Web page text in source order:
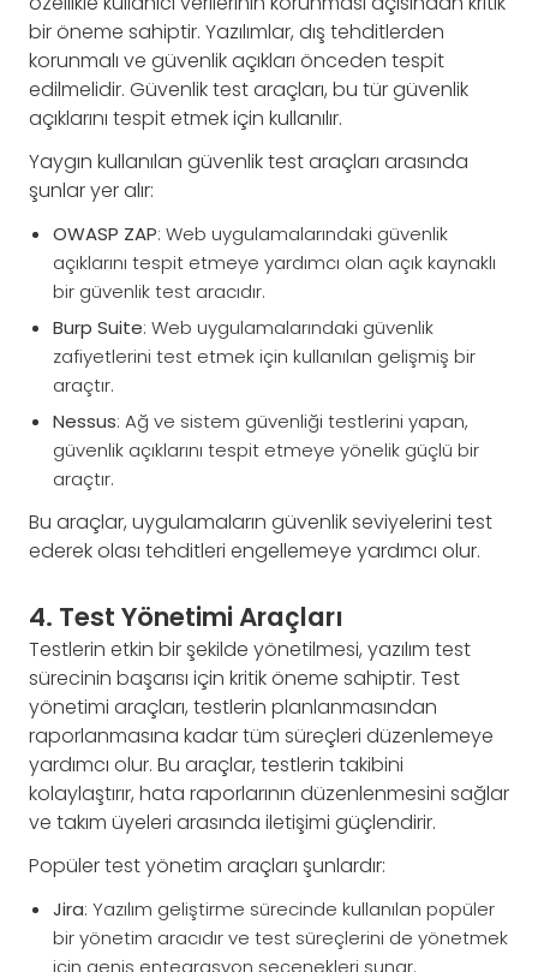
bir öneme sahiptir. Yazılımlar, dış tehditlerden
korunmalı ve güvenlik açıkları önceden tespit
edilmelidir. Güvenlik test araçları, bu tür güvenlik
açıklarını tespit etmek için kullanılır.
Yaygın kullanılan güvenlik test araçları arasında
şunlar yer alır:
OWASP ZAP: Web uygulamalarındaki güvenlik
açıklarını tespit etmeye yardımcı olan açık kaynaklı
bir güvenlik test aracıdır.
Burp Suite: Web uygulamalarındaki güvenlik
zafiyetlerini test etmek için kullanılan gelişmiş bir
araçtır.
Nessus: Ağ ve sistem güvenliği testlerini yapan,
güvenlik açıklarını tespit etmeye yönelik güçlü bir
araçtır.
Bu araçlar, uygulamaların güvenlik seviyelerini test
ederek olası tehditleri engellemeye yardımcı olur.
4. Test Yönetimi Araçları
Testlerin etkin bir şekilde yönetilmesi, yazılım test
sürecinin başarısı için kritik öneme sahiptir. Test
yönetimi araçları, testlerin planlanmasından
raporlanmasına kadar tüm süreçleri düzenlemeye
yardımcı olur. Bu araçlar, testlerin takibini
kolaylaştırır, hata raporlarının düzenlenmesini sağlar
ve takım üyeleri arasında iletişimi güçlendirir.
Popüler test yönetim araçları şunlardır:
Jira: Yazılım geliştirme sürecinde kullanılan popüler
bir yönetim aracıdır ve test süreçlerini de yönetmek
için geniş entegrasyon seçenekleri sunar.